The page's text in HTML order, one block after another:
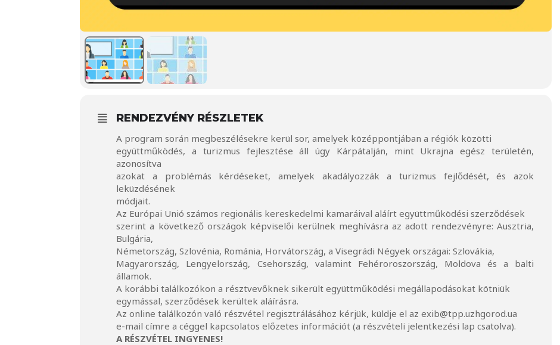
RENDEZVÉNY RÉSZLETEK
A program során megbeszélésekre kerül sor, amelyek középpontjában a régiók közötti
együttműködés, a turizmus fejlesztése áll úgy Kárpátalján, mint Ukrajna egész területén,
azonosítva
azokat a problémás kérdéseket, amelyek akadályozzák a turizmus fejlődését, és azok
leküzdésének
módjait.
Az Európai Unió számos regionális kereskedelmi kamaráival aláírt együttműködési szerződések
szerint a következő országok képviselői kerülnek meghívásra az adott rendezvényre: Ausztria,
Bulgária,
Németország, Szlovénia, Románia, Horvátország, a Visegrádi Négyek országai: Szlovákia,
Magyarország, Lengyelország, Csehország, valamint Fehéroroszország, Moldova és a balti
államok.
A korábbi találkozókon a résztvevőknek sikerült együttműködési megállapodásokat kötniük
egymással, szerződések kerültek aláírásra.
Az online találkozón való részvétel regisztrálásához kérjük, küldje el az exib@tpp.uzhgorod.ua
e-mail címre a céggel kapcsolatos előzetes információt (a részvételi jelentkezési lap csatolva).
A RÉSZVÉTEL INGYENES!